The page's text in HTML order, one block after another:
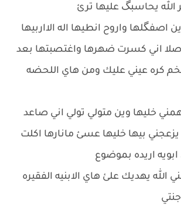
الله يحاسبگ عليها ترئ
اصفگلها واروح انطيها اله الااربيها
اني كسرت ضهرها واغتصبتها بعد
كره عيني عليك ومن هاي اللحضه
خليها وين متولي تولي اني صاعد
يزعجني بيها خليها عسئ مانارها اكلت
اريده بموضوع
الله يهديك علئ هاي الابنيه الفقيره